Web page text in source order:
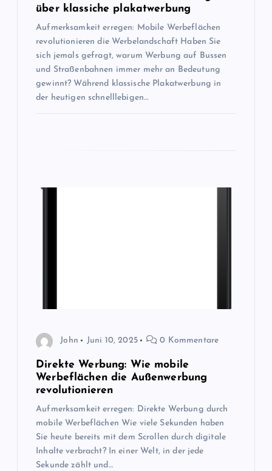
über klassiche plakatwerbung
Aufmerksamkeit erregen: Mobile Werbeflächen
revolutionieren die Werbelandschaft Haben Sie
sich jemals gefragt, warum Werbung auf Bussen
und Straßenbahnen immer mehr an Bedeutung
gewinnt? Während klassische Plakatwerbung in
der heutigen schnelllebigen…
John Juni 10, 2025 0 Kommentare
Direkte Werbung: Wie mobile
Werbeflächen die Außenwerbung
revolutionieren
Aufmerksamkeit erregen: Direkte Werbung durch
mobile Werbeflächen Wie viele Sekunden haben
Sie heute bereits mit dem Scrollen durch digitale
Inhalte verbracht? In einer Welt, in der jede
Sekunde zählt und…